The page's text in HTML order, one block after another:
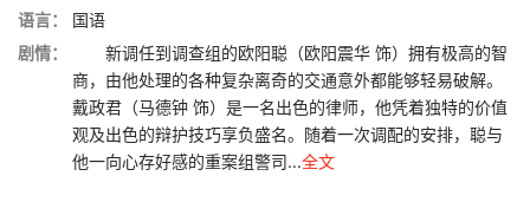
语言：
国语
剧情：
新调任到调查组的欧阳聪（欧阳震华 饰）拥有极高的智
商，由他处理的各种复杂离奇的交通意外都能够轻易破解。
戴政君（马德钟 饰）是一名出色的律师，他凭着独特的价值
观及出色的辩护技巧享负盛名。随着一次调配的安排，聪与
他一向心存好感的重案组警司...全文